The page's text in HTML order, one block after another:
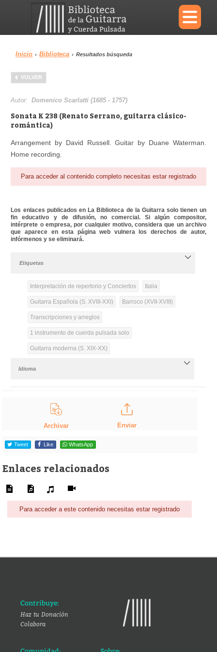
×
Menu
Biblioteca
Área personal Reproductor
Inicio › Biblioteca › Resultados búsqueda
VOLVER
Autor:Domenico Scarlatti (1685 - 1757)
Sonata K 238 (Renato Serrano, guitarra clásico-
romántica)
Arrangement by David Russell. Guitar by Duane Waterman.
Home recording.
Para acceder al contenido completo necesitas estar registrado
Los enlaces publicados en La Biblioteca de la Guitarra solo tienen un
fin educativo y de difusión, no comercial. Si algún compositor,
intérprete o empresa, por cualquier motivo, considera que un archivo
que aparece en esta página web vulnera los derechos de autor,
infórmenos y se eliminará.
Etiquetas
Interpretación de repertorio y Conciertos Italia
Guitarra Española (S. XVIII-XXI) Barroco (XVII-XVIII)
Transcripciones y arreglos
1 instrumento de cuerda pulsada solo
Guitarra moderna (S. XIX-XX)
Idioma
Archivar Enviar
Tweet Like WhatsApp
Enlaces relacionados
Para acceder a este contenido necesitas estar registrado
Contribuye:
Haz tu Donación
Colabora